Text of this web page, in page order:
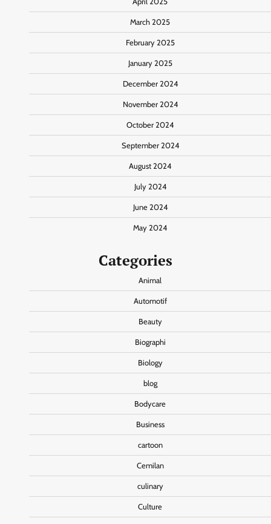
March 2025
February 2025
January 2025
December 2024
November 2024
October 2024
September 2024
August 2024
July 2024
June 2024
May 2024
Categories
Animal
Automotif
Beauty
Biographi
Biology
blog
Bodycare
Business
cartoon
Cemilan
culinary
Culture